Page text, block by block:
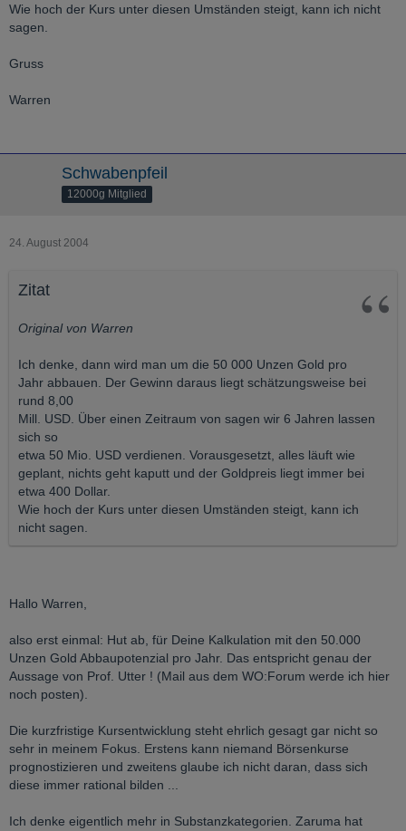
Wie hoch der Kurs unter diesen Umständen steigt, kann ich nicht
sagen.
Gruss
Warren
Schwabenpfeil
12000g Mitglied
24. August 2004
Zitat
Original von Warren
Ich denke, dann wird man um die 50 000 Unzen Gold pro
Jahr abbauen. Der Gewinn daraus liegt schätzungsweise bei
rund 8,00
Mill. USD. Über einen Zeitraum von sagen wir 6 Jahren lassen
sich so
etwa 50 Mio. USD verdienen. Vorausgesetzt, alles läuft wie
geplant, nichts geht kaputt und der Goldpreis liegt immer bei
etwa 400 Dollar.
Wie hoch der Kurs unter diesen Umständen steigt, kann ich
nicht sagen.
Hallo Warren,
also erst einmal: Hut ab, für Deine Kalkulation mit den 50.000
Unzen Gold Abbaupotenzial pro Jahr. Das entspricht genau der
Aussage von Prof. Utter ! (Mail aus dem WO:Forum werde ich hier
noch posten).
Die kurzfristige Kursentwicklung steht ehrlich gesagt gar nicht so
sehr in meinem Fokus. Erstens kann niemand Börsenkurse
prognostizieren und zweitens glaube ich nicht daran, dass sich
diese immer rational bilden ...
Ich denke eigentlich mehr in Substanzkategorien. Zaruma hat